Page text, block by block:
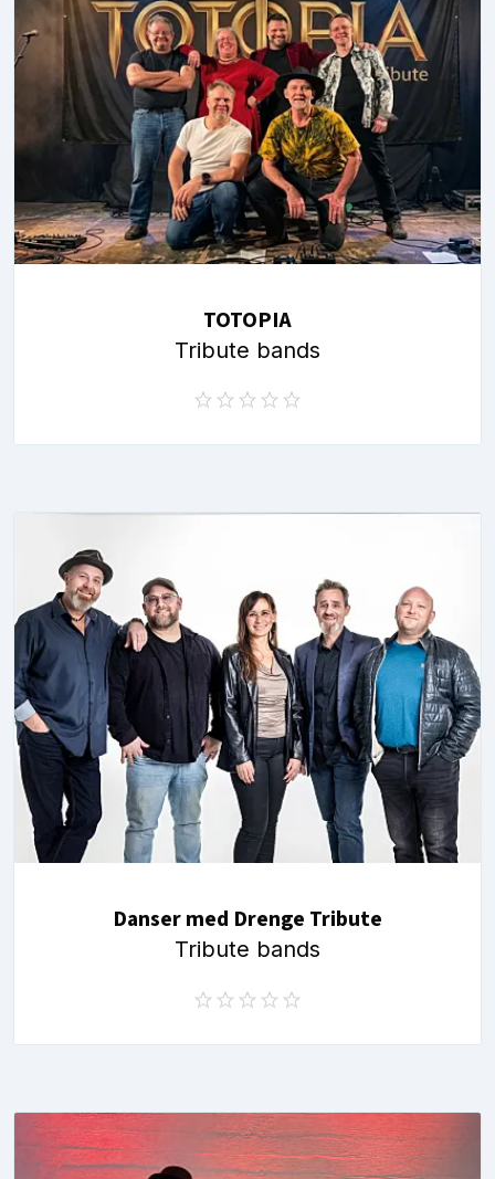
TOTOPIA
Tribute bands
Danser med Drenge Tribute
Tribute bands